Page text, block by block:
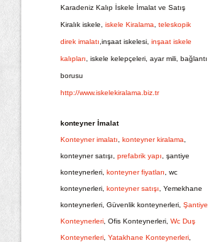
Karadeniz Kalıp İskele İmalat ve Satış
Kiralık iskele, iskele Kiralama teleskopik
direk imalatı ,inşaat iskelesi, inşaat iskele
kalıpları , iskele kelepçeleri, ayar mili, bağlantı
borusu
http://www.iskelekiralama.biz.tr
konteyner İmalat
Konteyner imalatı konteyner kiralama
konteyner satışı, prefabrik yapı , şantiye
konteynerleri, konteyner fiyatları , wc
konteynerleri, konteyner satışı , Yemekhane
konteynerleri, Güvenlik konteynerleri, Şantiye
Konteynerleri, Ofis Konteynerleri, Wc Duş
Konteynerleri, Yatakhane Konteynerleri,